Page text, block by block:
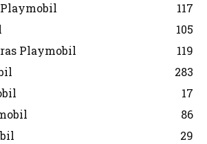
117
105
Playmobil
119
283
17
86
29